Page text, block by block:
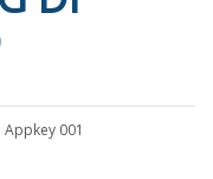
Appkey 001